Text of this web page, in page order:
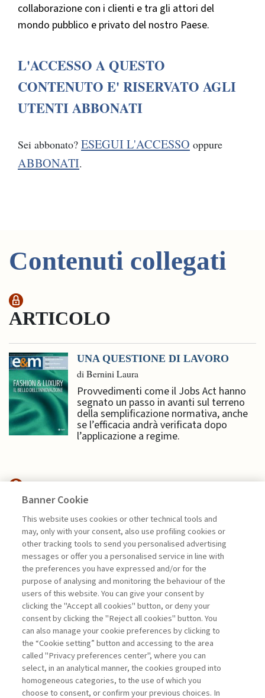
collaborazione con i clienti e tra gli attori del
mondo pubblico e privato del nostro Paese.
L'ACCESSO A QUESTO
CONTENUTO E' RISERVATO AGLI
UTENTI ABBONATI
Sei abbonato? ESEGUI L'ACCESSO oppure
ABBONATI.
Contenuti collegati
ARTICOLO
UNA QUESTIONE DI LAVORO
di Bernini Laura
Provvedimenti come il Jobs Act hanno
segnato un passo in avanti sul terreno
della semplificazione normativa, anche
se l’efficacia andrà verificata dopo
l’applicazione a regime.
HIGHLIGHTS
GUARDARE AL DOMANI. UNA
NUOVA PEOPLE ...
di Giovanni Valotti
La consultazione dei libri è riservata esclusivamente
agli abbonati Premium
Legenda: Accedi Per registrati Per abbonati
Banner Cookie
This website uses cookies or other technical tools and
may, only with your consent, also use profiling cookies or
other tracking tools to send you personalised advertising
messages or offer you a personalised service in line with
the preferences you have expressed and/or for the
purpose of analysing and monitoring the behaviour of the
users of this website. You can give your consent by
clicking the "Accept all cookies" button, or deny your
consent by clicking the "Reject all cookies" button. You
can also manage your cookie preferences by clicking to
the “Cookie setting” button and accessing to the area
called "Privacy preferences center", where you can
select, in an analytical manner, the cookies grouped into
homogeneous categories, to the use of which you
choose to consent, or confirm your previous choices. In